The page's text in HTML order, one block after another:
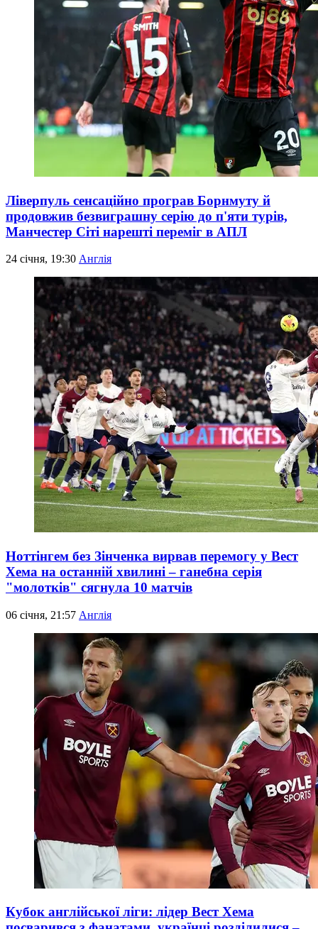
Ліверпуль сенсаційно програв Борнмуту й
продовжив безвиграшну серію до п'яти турів,
Манчестер Сіті нарешті переміг в АПЛ
24 січня, 19:30 Англія
Ноттінгем без Зінченка вирвав перемогу у Вест
Хема на останній хвилині – ганебна серія
"молотків" сягнула 10 матчів
06 січня, 21:57 Англія
Кубок англійської ліги: лідер Вест Хема